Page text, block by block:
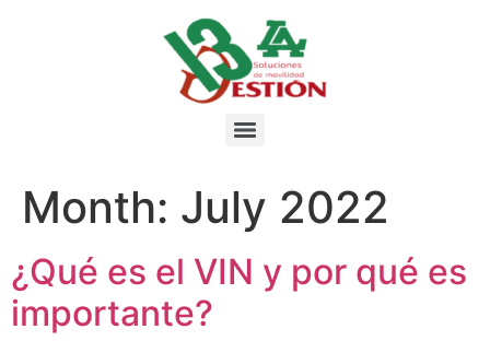
Month: July 2022
¿Qué es el VIN y por qué es
importante?